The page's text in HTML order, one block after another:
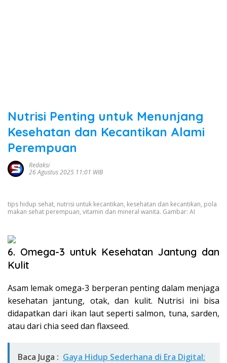
Nutrisi Penting untuk Menunjang
Kesehatan dan Kecantikan Alami
Perempuan
Redaksi
26 Agustus 2025 11:01 WIB
tips hidup sehat, nutrisi untuk kecantikan, kesehatan dan kecantikan, pola
makan sehat perempuan, vitamin dan mineral wanita. Gambar: AI
6. Omega-3 untuk Kesehatan Jantung dan
Kulit
Asam lemak omega-3 berperan penting dalam menjaga
kesehatan jantung, otak, dan kulit. Nutrisi ini bisa
didapatkan dari ikan laut seperti salmon, tuna, sarden,
atau dari chia seed dan flaxseed.
Baca Juga : Gaya Hidup Sederhana di Era Digital: